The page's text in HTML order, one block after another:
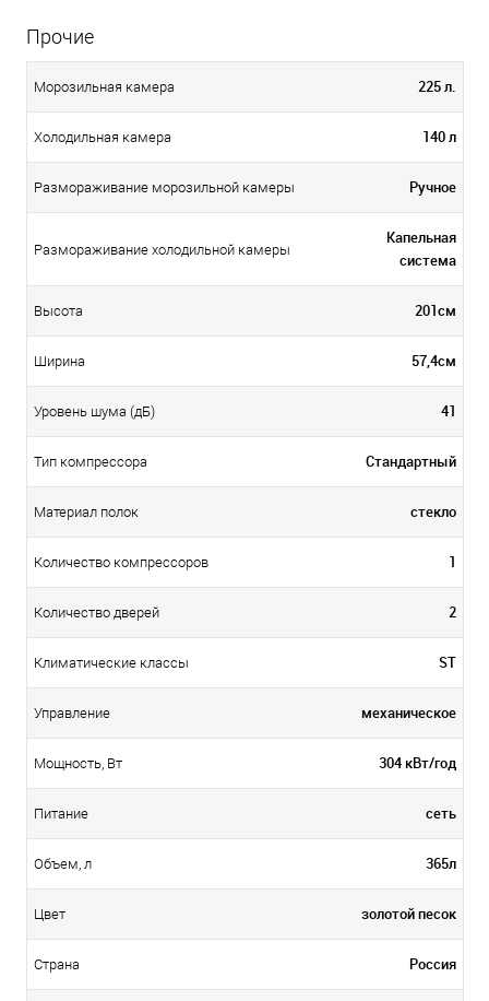
Прочие
Морозильная камера 225 л.
Холодильная камера 140 л
Размораживание морозильной камеры Ручное
Размораживание холодильной камеры
Капельная
система
Высота 201см
Ширина 57,4см
Уровень шума (дБ) 41
Тип компрессора Стандартный
Материал полок стекло
Количество компрессоров 1
Количество дверей 2
Климатические классы ST
Управление механическое
Мощность, Вт 304 кВт/год
Питание сеть
Объем, л 365л
Цвет золотой песок
Страна Россия